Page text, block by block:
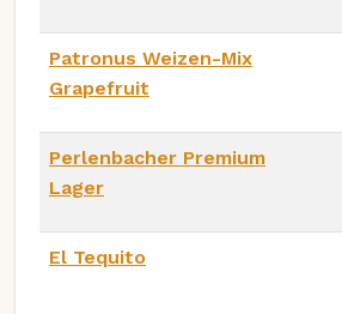
Patronus Weizen-Mix
Grapefruit
Perlenbacher Premium
Lager
El Tequito